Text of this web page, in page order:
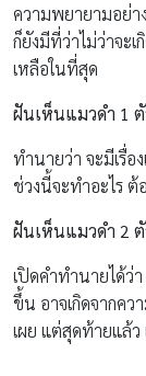
ความพยายามอย่า
ก็ยังมีที่ว่าไม่ว่าจะ
เหลือในที่สุด
ฝันเห็นแมวดํา 1
ทำนายว่า จะมีเรื่อ
ช่วงนี้จะทำอะไร ต้
ฝันเห็นแมวดํา 2
เปิดคำทำนายได้ว่า
ขึ้น อาจเกิดจากคว
เผย แต่สุดท้ายแล้ว